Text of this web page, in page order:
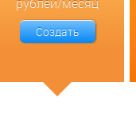
Создать